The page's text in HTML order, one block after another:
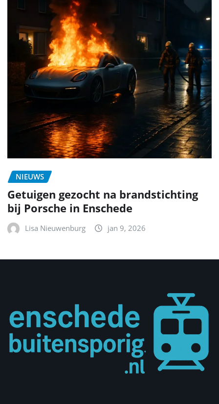
NIEUWS
Getuigen gezocht na brandstichting
bij Porsche in Enschede
Lisa Nieuwenburg jan 9, 2026